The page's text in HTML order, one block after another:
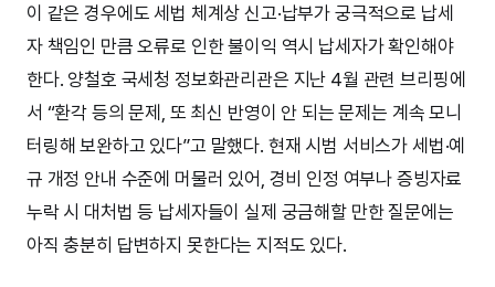
이 같은 경우에도 세법 체계상 신고·납부가 궁극적으로 납세
자 책임인 만큼 오류로 인한 불이익 역시 납세자가 확인해야
한다. 양철호 국세청 정보화관리관은 지난 4월 관련 브리핑에
서 “환각 등의 문제, 또 최신 반영이 안 되는 문제는 계속 모니
터링해 보완하고 있다”고 말했다. 현재 시범 서비스가 세법·예
규 개정 안내 수준에 머물러 있어, 경비 인정 여부나 증빙자료
누락 시 대처법 등 납세자들이 실제 궁금해할 만한 질문에는
아직 충분히 답변하지 못한다는 지적도 있다.